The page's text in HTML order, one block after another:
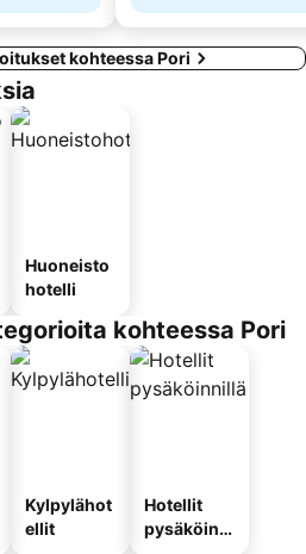
kohteessa Pori
Huoneisto
hotelli
kohteessa Pori
Kylpylähot
ellit
Hotellit
pysäköinni